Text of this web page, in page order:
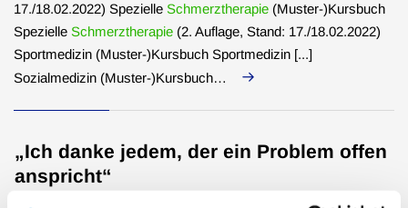
17./18.02.2022) Spezielle Schmerztherapie (Muster-)Kursbuch
Spezielle Schmerztherapie (2. Auflage, Stand: 17./18.02.2022)
Sportmedizin (Muster-)Kursbuch Sportmedizin [...]
Sozialmedizin (Muster-)Kursbuch…
„Ich danke jedem, der ein Problem offen
anspricht“